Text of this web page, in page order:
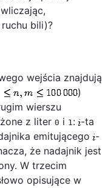
bili)?
wejścia znajdują
)
wierszu
z liter 0 i 1: -ta
emitującego -
że nadajnik jest
W trzecim
opisujące w